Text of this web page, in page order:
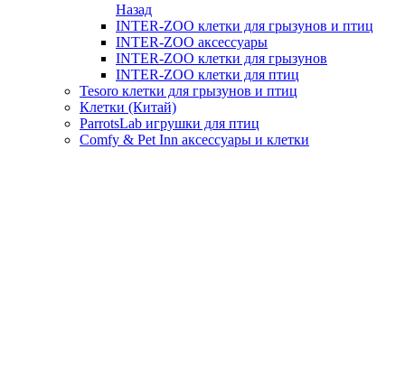
Назад
INTER-ZOO клетки для грызунов и птиц
INTER-ZOO аксессуары
INTER-ZOO клетки для грызунов
INTER-ZOO клетки для птиц
Tesoro клетки для грызунов и птиц
Клетки (Китай)
ParrotsLab игрушки для птиц
Comfy & Pet Inn аксессуары и клетки